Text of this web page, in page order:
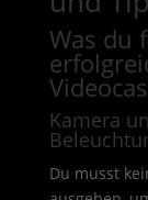
Was du
Kamera
Du musst